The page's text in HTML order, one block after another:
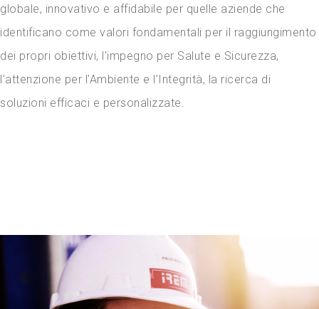
globale, innovativo e affidabile per quelle aziende che
identificano come valori fondamentali per il raggiungimento
dei propri obiettivi, l'impegno per Salute e Sicurezza,
l'attenzione per l’Ambiente e l’Integrità, la ricerca di
soluzioni efficaci e personalizzate.